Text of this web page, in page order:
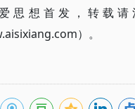
思想首发，转载请
）。